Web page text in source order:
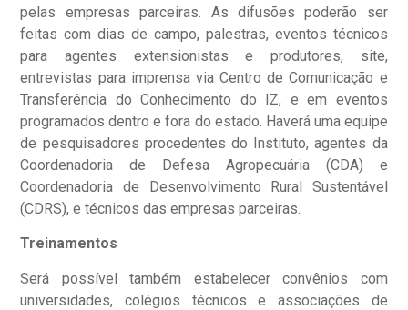
pelas empresas parceiras. As difusões poderão ser
feitas com dias de campo, palestras, eventos técnicos
para agentes extensionistas e produtores, site,
entrevistas para imprensa via Centro de Comunicação e
Transferência do Conhecimento do IZ, e em eventos
programados dentro e fora do estado. Haverá uma equipe
de pesquisadores procedentes do Instituto, agentes da
Coordenadoria de Defesa Agropecuária (CDA) e
Coordenadoria de Desenvolvimento Rural Sustentável
(CDRS), e técnicos das empresas parceiras.
Treinamentos
Será possível também estabelecer convênios com
universidades, colégios técnicos e associações de